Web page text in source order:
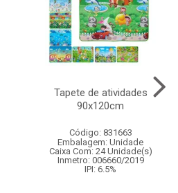
Tapete de atividades
90x120cm
Código: 831663
Embalagem: Unidade
Caixa Com: 24 Unidade(s)
Inmetro: 006660/2019
IPI: 6.5%